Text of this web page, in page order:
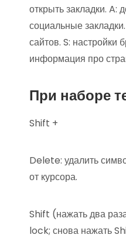
открыть закладки. A:
социальные
сайтов. S: настройки
информация про
При наборе
Shift +
Delete: удалить
от курсора.
Shift (нажать два
lock; снова нажать